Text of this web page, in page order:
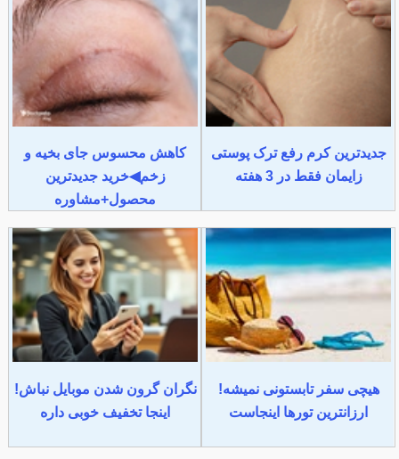
جدیدترین کرم رفع ترک پوستی
زایمان فقط در 3 هفته
کاهش محسوس جای بخیه و
زخم◀خرید جدیدترین
محصول+مشاوره
هیچی سفر تابستونی نمیشه!
ارزانترین تورها اینجاست
نگران گرون شدن موبایل نباش!
اینجا تخفیف خوبی داره